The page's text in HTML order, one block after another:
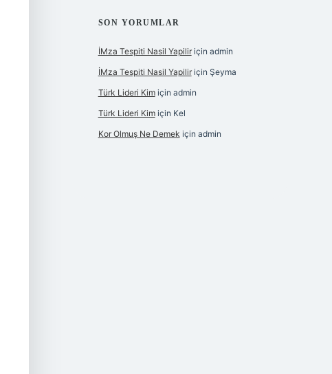
SON YORUMLAR
İMza Tespiti Nasil Yapiliriçin admin
İMza Tespiti Nasil Yapiliriçin Şeyma
Türk Lideri Kimiçin admin
Türk Lideri Kimiçin Kel
Kor Olmuş Ne Demek için admin